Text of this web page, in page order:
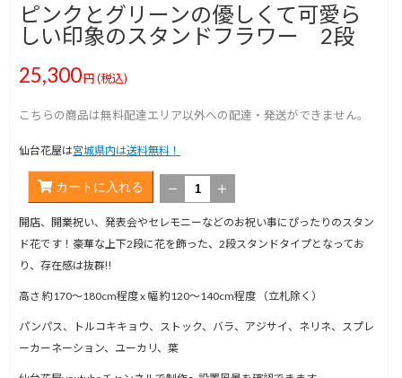
ピンクとグリーンの優しくて可愛ら
しい印象のスタンドフラワー 2段
25,300円(税込)
こちらの商品は無料配達エリア以外への配達・発送ができません。
仙台花屋は宮城県内は送料無料！
カートに入れる － ＋
開店、開業祝い、発表会やセレモニーなどのお祝い事にぴったりのスタン
ド花です！豪華な上下2段に花を飾った、2段スタンドタイプとなってお
り、存在感は抜群‼︎
高さ 約170～180cm程度 x 幅 約120～140cm程度 （立札除く）
パンパス、トルコキキョウ、ストック、バラ、アジサイ、ネリネ、スプレ
ーカーネーション、ユーカリ、葉